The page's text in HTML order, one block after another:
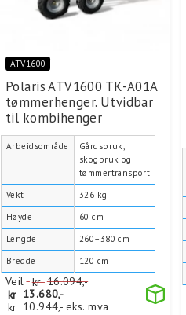
ATV1600
Polaris ATV1600 TK-A01A
tømmerhenger. Utvidbar
til kombihenger
Arbeidsområde
Gårdsbruk,
skogbruk og
tømmertransport
Vekt
326 kg
Høyde
60 cm
Lengde
260–380 cm
Bredde
120 cm
Veil kr16.094,-
kr 13.680,-
kr 10.944,- eks. mva